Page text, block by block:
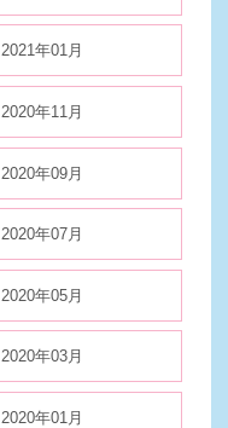
2021年01月
2020年11月
2020年09月
2020年07月
2020年05月
2020年03月
2020年01月